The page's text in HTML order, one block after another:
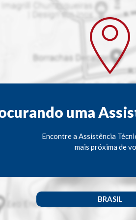
uma
Encontre a Assistência
mais próxima de
BRASIL